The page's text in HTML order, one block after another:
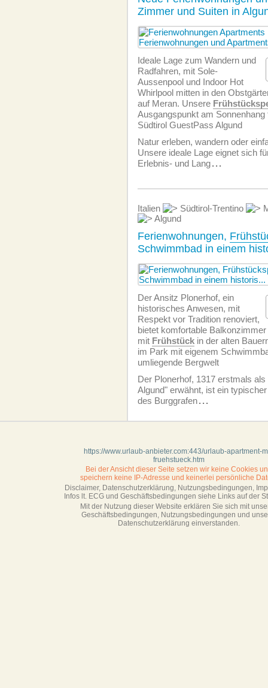
Zimmer und Suiten in
Ideale Lage zum Wandern und
Radfahren, mit Sole-
Aussenpool und Indoor Hot
Whirlpool mitten in den
auf Meran. Unsere
Ausgangspunkt am Sonnenhang
Südtirol GuestPass Algund
Natur erleben, wandern oder
Unsere ideale Lage eignet sich
Erlebnis- und Lang...
Italien Südtirol-Trentino
Algund
Ferienwohnungen,
Schwimmbad in einem
Der Ansitz Plonerhof, ein
historisches Anwesen, mit
Respekt vor Tradition renoviert,
bietet komfortable
mit Frühstück in der alten
im Park mit eigenem
umliegende Bergwelt
Der Plonerhof, 1317 erstmals als
Algund" erwähnt, ist ein
des Burggrafen...
https://www.urlaub-anbieter.com:443/urlaub-apartment-
fruehstueck.htm
Bei der Ansicht dieser Seite setzen wir keine Cookies
speichern keine IP-Adresse und keinerlei persönliche
Disclaimer, Datenschutzerklärung, Nutzungsbedingungen,
Infos lt. ECG und Geschäftsbedingungen siehe Links auf der
Mit der Nutzung dieser Website erklären Sie sich mit
Geschäftsbedin­gungen, Nutzungsbedingungen und
Datenschutzerklärung einverstanden.